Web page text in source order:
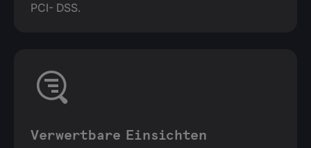
PCI- DSS.
Verwertbare Einsichten